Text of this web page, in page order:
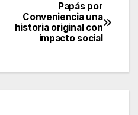
Papás por
Conveniencia una
historia original con
impacto social